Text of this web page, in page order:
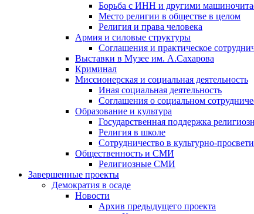
Борьба с ИНН и другими
Место религии в обществе в целом
Религия и права человека
Армия и силовые структуры
Соглашения и практическое
Выставки в Музее им. А.Сахарова
Криминал
Миссионерская и социальная деятельность
Иная социальная деятельность
Соглашения о социальном
Образование и культура
Государственная поддержка
Религия в школе
Сотрудничество в культурно-
Общественность и СМИ
Религиозные СМИ
Завершенные проекты
Демократия в осаде
Новости
Архив предыдущего проекта